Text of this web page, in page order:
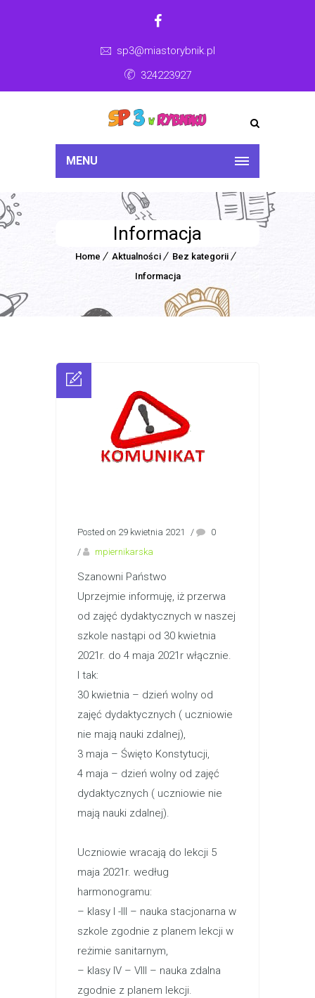
sp3@miastorybnik.pl
324223927
MENU
Informacja
Home Aktualności
Bez kategorii
Informacja
Posted on 29 kwietnia 2021 /
0
/
mpiernikarska
Szanowni Państwo
Uprzejmie informuję, iż przerwa
od zajęć dydaktycznych w naszej
szkole nastąpi od 30 kwietnia
2021r. do 4 maja 2021r włącznie.
I tak:
30 kwietnia – dzień wolny od
zajęć dydaktycznych ( uczniowie
nie mają nauki zdalnej),
3 maja – Święto Konstytucji,
4 maja – dzień wolny od zajęć
dydaktycznych ( uczniowie nie
mają nauki zdalnej).
Uczniowie wracają do lekcji 5
maja 2021r. według
harmonogramu:
– klasy I -III – nauka stacjonarna w
szkole zgodnie z planem lekcji w
reżimie sanitarnym,
– klasy IV – VIII – nauka zdalna
zgodnie z planem lekcji.